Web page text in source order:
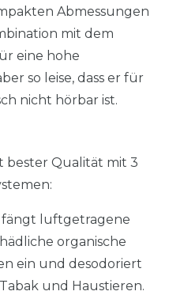
Abmessungen
mit dem
eine hohe
so leise, dass er für
nicht hörbar ist.
bester Qualität mit 3
luftgetragene
organische
ein und desodoriert
und Haustieren.